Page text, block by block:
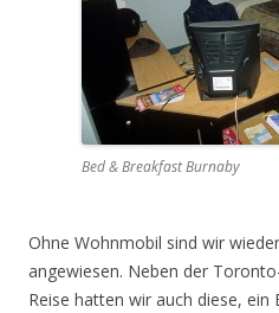
Bed & Breakfast Burnaby
Ohne Wohnmobil sind wir
angewiesen. Neben der
Reise hatten wir auch diese,